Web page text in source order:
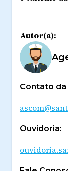
Autor(a):
Contato da
Ouvidoria: